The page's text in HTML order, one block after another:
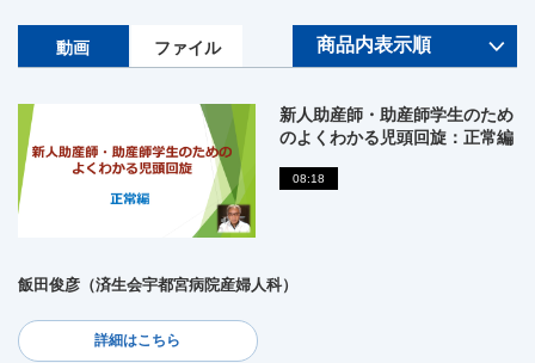
動画 ファイル
新人助産師・助産師学生のため
のよくわかる児頭回旋：正常編
08:18
飯田俊彦（済生会宇都宮病院産婦人科）
詳細はこちら